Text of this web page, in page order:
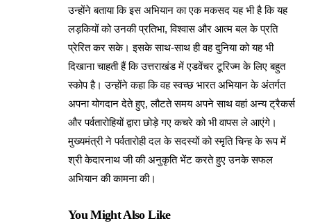
उन्होंने बताया कि इस अभियान का एक मकसद यह भी है कि यह
लड़कियों को उनकी प्रतिभा, विश्वास और आत्म बल के प्रति
प्रेरित कर सके। इसके साथ-साथ ही वह दुनिया को यह भी
दिखाना चाहती हैं कि उत्तराखंड में एडवेंचर टूरिज्म के लिए बहुत
स्कोप है। उन्होंने कहा कि वह स्वच्छ भारत अभियान के अंतर्गत
अपना योगदान देते हुए, लौटते समय अपने साथ वहां अन्य ट्रैकर्स
और पर्वतारोहियों द्वारा छोड़े गए कचरे को भी वापस ले आएंगे।
मुख्यमंत्री ने पर्वतारोही दल के सदस्यों को स्मृति चिन्ह के रूप में
श्री केदारनाथ जी की अनुकृति भेंट करते हुए उनके सफल
अभियान की कामना की।
You Might Also Like